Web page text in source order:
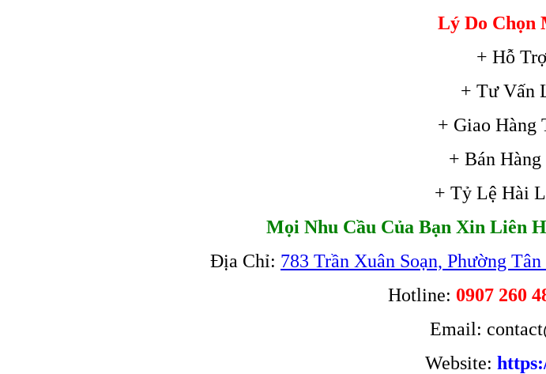
Lý Do Chọn
+ Hỗ
+ Tư Vấn
+ Giao Hàng
+ Bán
+ Tỷ Lệ Hài
Mọi Nhu Cầu Của Bạn Xin Liên
Địa Chỉ: 783 Trần Xuân Soạn, Phường
Hotline: 0907 260
Email:
Website: